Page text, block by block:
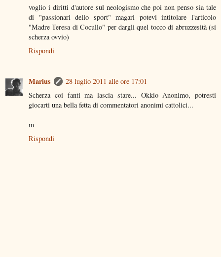
voglio i diritti d'autore sul neologismo che poi non penso sia tale
di "passionari dello sport" magari potevi intitolare l'articolo
"Madre Teresa di Cocullo" per dargli quel tocco di abruzzesità (si
scherza ovvio)
Rispondi
Marius
28 luglio 2011 alle ore 17:01
Scherza coi fanti ma lascia stare... Okkio Anonimo, potresti
giocarti una bella fetta di commentatori anonimi cattolici...
m
Rispondi